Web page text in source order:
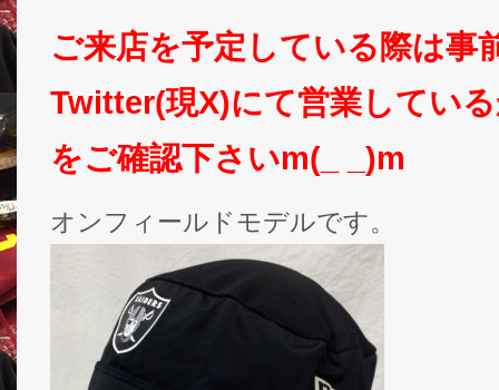
ご来店を予定している際は事
Twitter(現X)にて営業してい
をご確認下さいm(_ _)m
オンフィールドモデルです。